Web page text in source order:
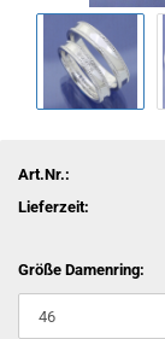
Art.Nr.:
Lieferzeit:
Größe Damenring: